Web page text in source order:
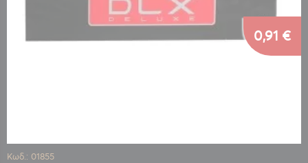
Κωδ.: 01855
0,91 €